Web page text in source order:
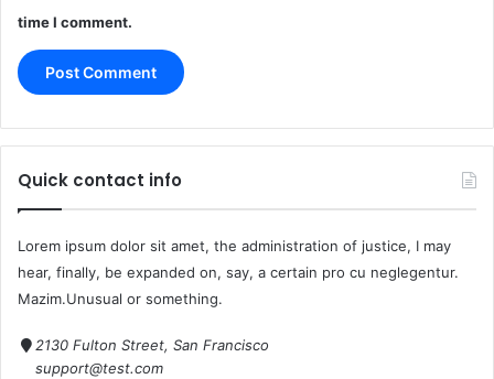
time I comment.
Quick contact info
Lorem ipsum dolor sit amet, the administration of justice, I may
hear, finally, be expanded on, say, a certain pro cu neglegentur.
Mazim.Unusual or something.
2130 Fulton Street, San Francisco
support@test.com